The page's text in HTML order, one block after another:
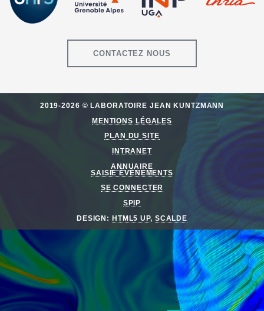
CONTACTEZ NOUS
2019-2026 © LABORATOIRE JEAN KUNTZMANN
MENTIONS LÉGALES
PLAN DU SITE
INTRANET
ANNUAIRE
SAISIE ÉVÈNEMENTS
SE CONNECTER
SPIP
DESIGN: HTML5 UP, SCALDE